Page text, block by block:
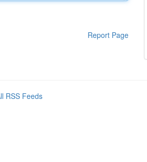
Report Page
RSS Feeds